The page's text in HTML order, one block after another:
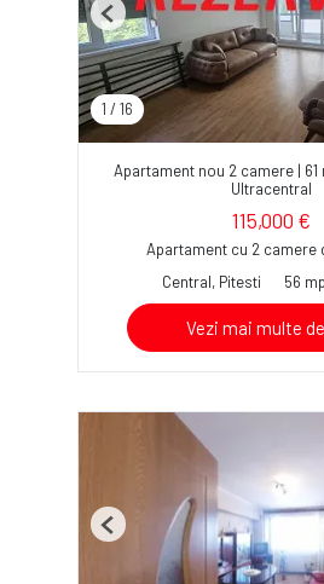
1 / 16
Previous
Apartament nou 2 camere | 61
Ultracentral
115,000 €
Apartament cu 2 camere
Central, Pitesti
56 mp
Vezi mai multe
Previous